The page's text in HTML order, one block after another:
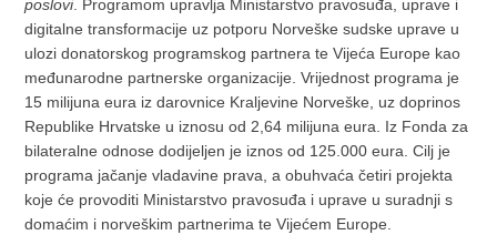
poslovi. Programom upravlja Ministarstvo pravosuđa, uprave i
digitalne transformacije uz potporu Norveške sudske uprave u
ulozi donatorskog programskog partnera te Vijeća Europe kao
međunarodne partnerske organizacije. Vrijednost programa je
15 milijuna eura iz darovnice Kraljevine Norveške, uz doprinos
Republike Hrvatske u iznosu od 2,64 milijuna eura. Iz Fonda za
bilateralne odnose dodijeljen je iznos od 125.000 eura. Cilj je
programa jačanje vladavine prava, a obuhvaća četiri projekta
koje će provoditi Ministarstvo pravosuđa i uprave u suradnji s
domaćim i norveškim partnerima te Vijećem Europe.